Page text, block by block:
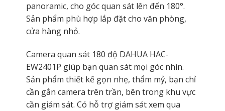
panoramic, cho góc quan sát lên đến 180°.
Sản phẩm phù hợp lắp đặt cho văn phòng,
cửa hàng nhỏ.
Camera quan sát 180 độ DAHUA HAC-
EW2401P giúp bạn quan sát mọi góc nhìn.
Sản phẩm thiết kế gọn nhẹ, thẩm mỷ, bạn chỉ
cần gắn camera trên trần, bên trong khu vực
cần giám sát. Có hỗ trợ giám sát xem qua